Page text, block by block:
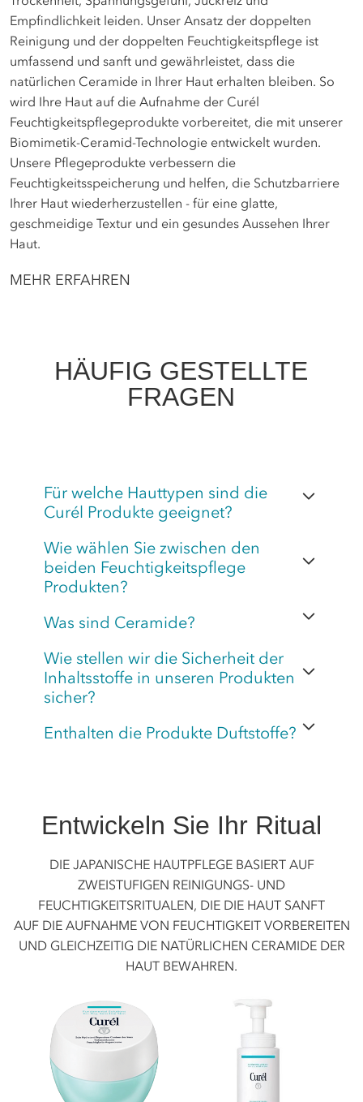
Empfindlichkeit leiden. Unser Ansatz der doppelten
Reinigung und der doppelten Feuchtigkeitspflege ist
umfassend und sanft und gewährleistet, dass die
natürlichen Ceramide in Ihrer Haut erhalten bleiben. So
wird Ihre Haut auf die Aufnahme der Curél
Feuchtigkeitspflegeprodukte vorbereitet, die mit unserer
Biomimetik-Ceramid-Technologie entwickelt wurden.
Unsere Pflegeprodukte verbessern die
Feuchtigkeitsspeicherung und helfen, die Schutzbarriere
Ihrer Haut wiederherzustellen - für eine glatte,
geschmeidige Textur und ein gesundes Aussehen Ihrer
Haut.
MEHR ERFAHREN
HÄUFIG GESTELLTE
FRAGEN
Für welche Hauttypen sind die
Curél Produkte geeignet?
Wie wählen Sie zwischen den
beiden Feuchtigkeitspflege
Produkten?
Was sind Ceramide?
Wie stellen wir die Sicherheit der
Inhaltsstoffe in unseren Produkten
sicher?
Enthalten die Produkte Duftstoffe?
Entwickeln Sie Ihr Ritual
DIE JAPANISCHE HAUTPFLEGE BASIERT AUF
ZWEISTUFIGEN REINIGUNGS- UND
FEUCHTIGKEITSRITUALEN, DIE DIE HAUT SANFT
AUF DIE AUFNAHME VON FEUCHTIGKEIT VORBEREITEN
UND GLEICHZEITIG DIE NATÜRLICHEN CERAMIDE DER
HAUT BEWAHREN.